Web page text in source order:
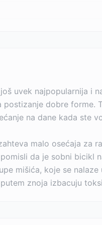
uvek najpopularnija i
postizanje dobre
na dane kada ste
malo osećaja za
da je sobni bicikl
mišića, koje se
znoja izbacuju